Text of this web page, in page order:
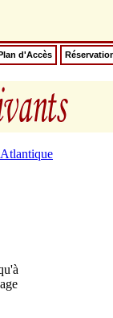
d'Accès